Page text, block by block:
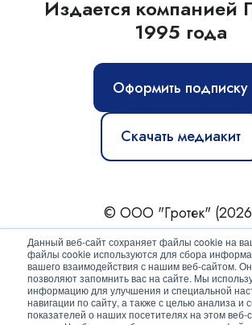
Данный веб-сайт сохраняет файлы cookie на
файлы cookie используются для сбора
вашего взаимодействия с нашим веб-сайтом.
позволяют запомнить вас на сайте. Мы
информацию для улучшения и специальной
навигации по сайту, а также с целью анализа и
показателей о наших посетителях на этом веб-
Издается компанией
1995 года
Оформить подписку
Скачать медиакит
© ООО "Гротек"
Новости|Статьи|Обзоры|
Политика
Согласие на обработку